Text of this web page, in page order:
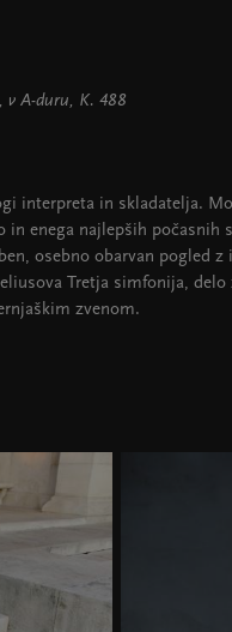
v A-duru, K. 488
interpreta in skladatelja.
in enega najlepših počasnih
osebno obarvan pogled z
Tretja simfonija, delo
zvenom.